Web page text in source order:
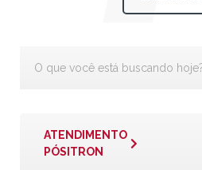
ATENDIMENTO
PÓSITRON